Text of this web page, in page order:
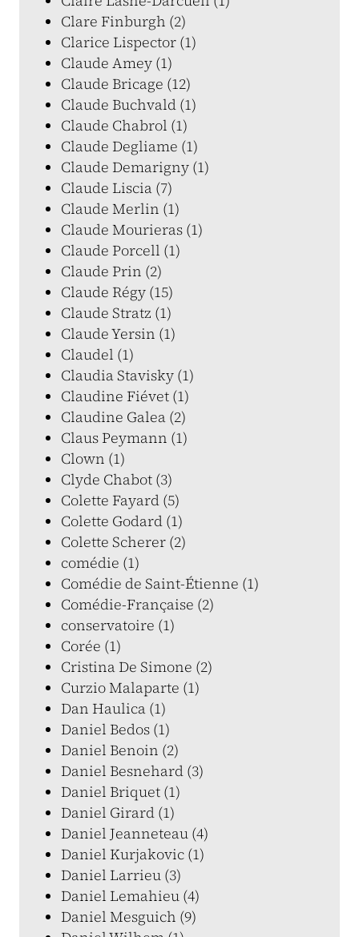
Clare Finburgh (2)
Clarice Lispector (1)
Claude Amey (1)
Claude Bricage (12)
Claude Buchvald (1)
Claude Chabrol (1)
Claude Degliame (1)
Claude Demarigny (1)
Claude Liscia (7)
Claude Merlin (1)
Claude Mourieras (1)
Claude Porcell (1)
Claude Prin (2)
Claude Régy (15)
Claude Stratz (1)
Claude Yersin (1)
Claudel (1)
Claudia Stavisky (1)
Claudine Fiévet (1)
Claudine Galea (2)
Claus Peymann (1)
Clown (1)
Clyde Chabot (3)
Colette Fayard (5)
Colette Godard (1)
Colette Scherer (2)
comédie (1)
Comédie de Saint-Étienne (1)
Comédie-Française (2)
conservatoire (1)
Corée (1)
Cristina De Simone (2)
Curzio Malaparte (1)
Dan Haulica (1)
Daniel Bedos (1)
Daniel Benoin (2)
Daniel Besnehard (3)
Daniel Briquet (1)
Daniel Girard (1)
Daniel Jeanneteau (4)
Daniel Kurjakovic (1)
Daniel Larrieu (3)
Daniel Lemahieu (4)
Daniel Mesguich (9)